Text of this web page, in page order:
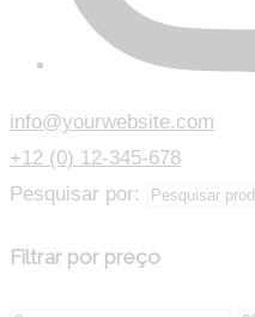
info@yourwebsite.com
+12 (0) 12-345-678
Pesquisar por:
Filtrar por preço